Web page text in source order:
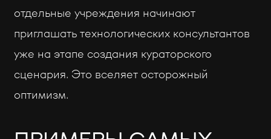
отдельные учреждения начинают
приглашать технологических консультантов
уже на этапе создания кураторского
сценария. Это вселяет осторожный
оптимизм.